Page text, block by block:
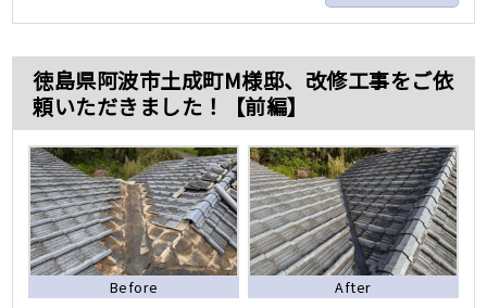
徳島県阿波市土成町M様邸、改修工事をご依
頼いただきました！【前編】
Before After